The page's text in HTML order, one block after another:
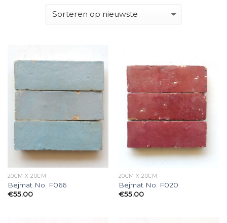
20CM X 20CM
Bejmat No. F066
€55.00
20CM X 20CM
Bejmat No. F020
€55.00